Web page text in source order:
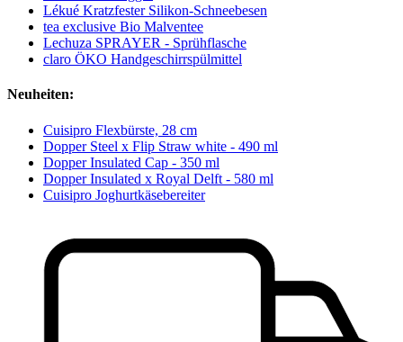
Lékué Kratzfester Silikon-Schneebesen
tea exclusive Bio Malventee
Lechuza SPRAYER - Sprühflasche
claro ÖKO Handgeschirrspülmittel
Neuheiten:
Cuisipro Flexbürste, 28 cm
Dopper Steel x Flip Straw white - 490 ml
Dopper Insulated Cap - 350 ml
Dopper Insulated x Royal Delft - 580 ml
Cuisipro Joghurtkäsebereiter